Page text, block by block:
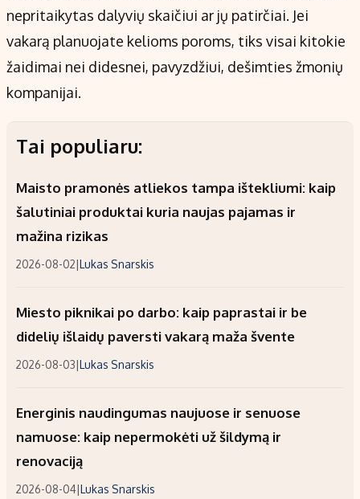
nepritaikytas dalyvių skaičiui ar jų patirčiai. Jei
vakarą planuojate kelioms poroms, tiks visai kitokie
žaidimai nei didesnei, pavyzdžiui, dešimties žmonių
kompanijai.
Tai populiaru:
Maisto pramonės atliekos tampa ištekliumi: kaip
šalutiniai produktai kuria naujas pajamas ir
mažina rizikas
2026-08-02|Lukas Snarskis
Miesto piknikai po darbo: kaip paprastai ir be
didelių išlaidų paversti vakarą maža švente
2026-08-03|Lukas Snarskis
Energinis naudingumas naujuose ir senuose
namuose: kaip nepermokėti už šildymą ir
renovaciją
2026-08-04|Lukas Snarskis